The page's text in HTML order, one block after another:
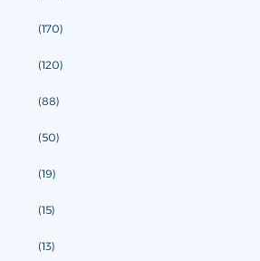
(170)
(120)
(88)
(50)
(19)
(15)
(13)